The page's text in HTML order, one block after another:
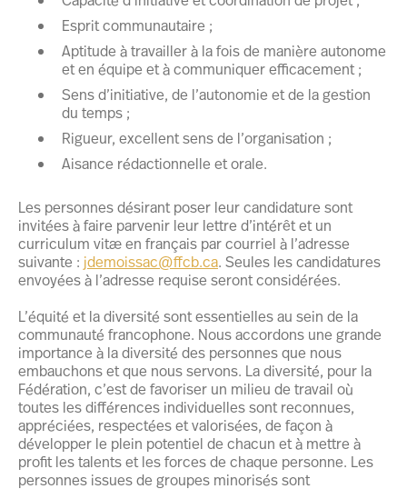
Esprit communautaire ;
Aptitude à travailler à la fois de manière autonome
et en équipe et à communiquer efficacement ;
Sens d’initiative, de l’autonomie et de la gestion
du temps ;
Rigueur, excellent sens de l’organisation ;
Aisance rédactionnelle et orale.
Les personnes désirant poser leur candidature sont
invitées à faire parvenir leur lettre d’intérêt et un
curriculum vitæ en français par courriel à l’adresse
suivante : jdemoissac@ffcb.ca. Seules les candidatures
envoyées à l’adresse requise seront considérées.
L’équité et la diversité sont essentielles au sein de la
communauté francophone. Nous accordons une grande
importance à la diversité des personnes que nous
embauchons et que nous servons. La diversité, pour la
Fédération, c’est de favoriser un milieu de travail où
toutes les différences individuelles sont reconnues,
appréciées, respectées et valorisées, de façon à
développer le plein potentiel de chacun et à mettre à
profit les talents et les forces de chaque personne. Les
personnes issues de groupes minorisés sont